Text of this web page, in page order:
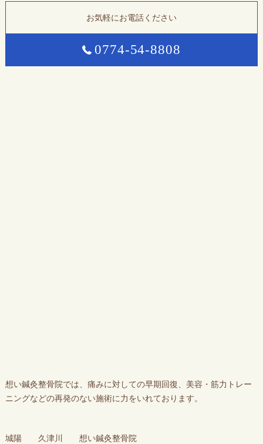
お気軽にお電話ください
0774-54-8808
想い鍼灸整骨院では、痛みに対しての早期回復、美容・筋力トレー
ニングなどの再発のない施術に力をいれております。
城陽 久津川 想い鍼灸整骨院